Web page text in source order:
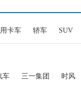
卡车 轿车 SUV
车 三一集团 时风